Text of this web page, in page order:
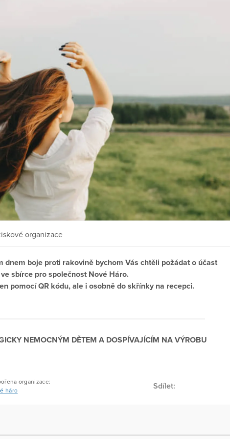
organizace
dnem boje proti rakovině bychom Vás chtěli požádat o účast
ve sbírce pro společnost Nové Háro.
pomocí QR kódu, ale i osobně do skřínky na recepci.
NEMOCNÝM DĚTEM A DOSPÍVAJÍCÍM NA VÝROBU
organizace:
háro Sdílet: